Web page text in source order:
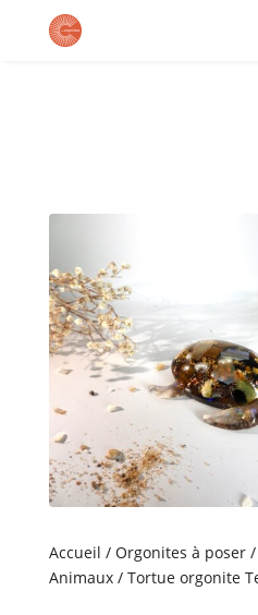
Accueil / Orgonites à poser/
Animaux/ Tortue orgonite